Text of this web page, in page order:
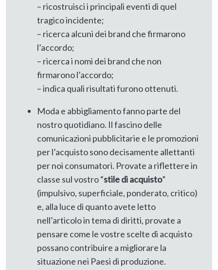
– ricostruisci i principali eventi di quel
tragico incidente;
– ricerca alcuni dei brand che firmarono
l’accordo;
– ricerca i nomi dei brand che non
firmarono l’accordo;
– indica quali risultati furono ottenuti.
Moda e abbigliamento fanno parte del
nostro quotidiano. Il fascino delle
comunicazioni pubblicitarie e le promozioni
per l’acquisto sono decisamente allettanti
per noi consumatori. Provate a riflettere in
classe sul vostro “stile di acquisto”
(impulsivo, superficiale, ponderato, critico)
e, alla luce di quanto avete letto
nell’articolo in tema di diritti, provate a
pensare come le vostre scelte di acquisto
possano contribuire a migliorare la
situazione nei Paesi di produzione.